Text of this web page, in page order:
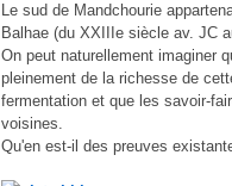
Le sud de Mandchourie
Balhae (du XXIIIe siècle av. JC
On peut naturellement imaginer
pleinement de la richesse de
fermentation et que les savoir-
voisines.
Qu'en est-il des preuves